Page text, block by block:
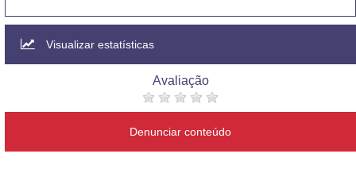
Visualizar estatísticas
Avaliação
Denunciar conteúdo